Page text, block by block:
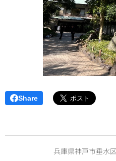
Share
兵庫県神戸市垂水